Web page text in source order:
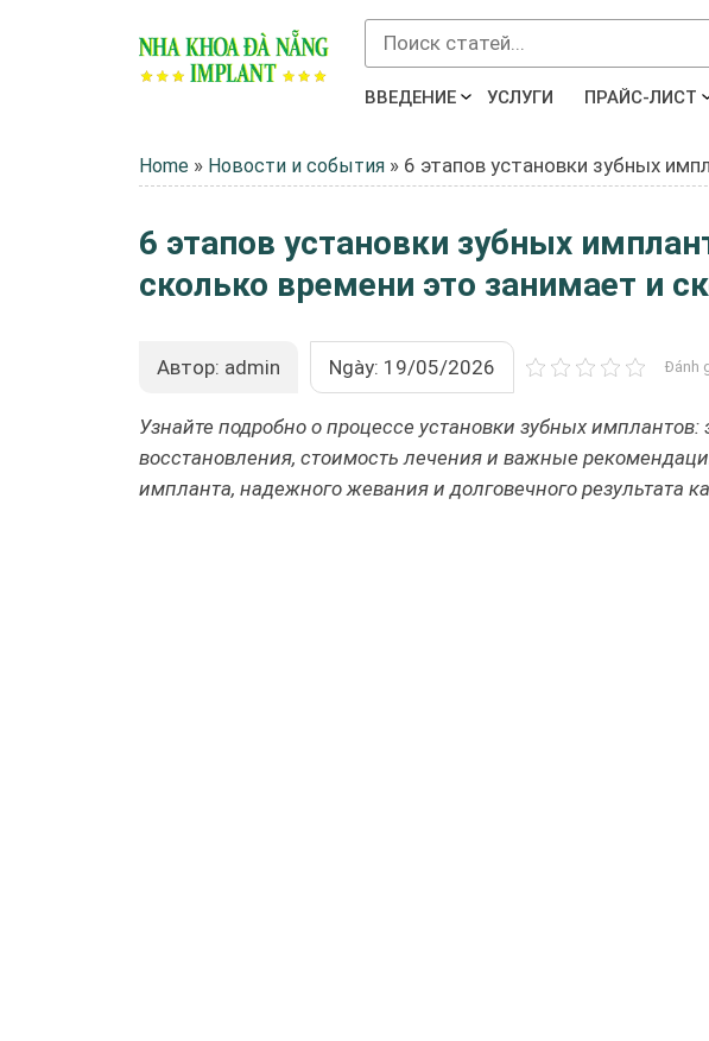
ВВЕДЕНИЕ УСЛУГИ ПРАЙС-ЛИСТ
Home » Новости и события » 6 этапов установки зубных
6 этапов установки зубных
сколько времени это занимает и
Автор: admin Ngày: 19/05/2026 Đánh
Узнайте подробно о процессе установки зубных
восстановления, стоимость лечения и важные
импланта, надежного жевания и долговечного результата